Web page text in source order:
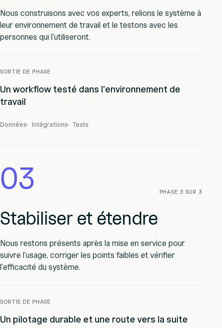
Nous construisons avec vos experts, relions le système à
leur environnement de travail et le testons avec les
personnes qui l'utiliseront.
SORTIE DE PHASE
Un workflow testé dans l'environnement de
travail
Données Intégrations Tests
03 PHASE 3 SUR 3
Stabiliser et étendre
Nous restons présents après la mise en service pour
suivre l'usage, corriger les points faibles et vérifier
l'efficacité du système.
SORTIE DE PHASE
Un pilotage durable et une route vers la suite